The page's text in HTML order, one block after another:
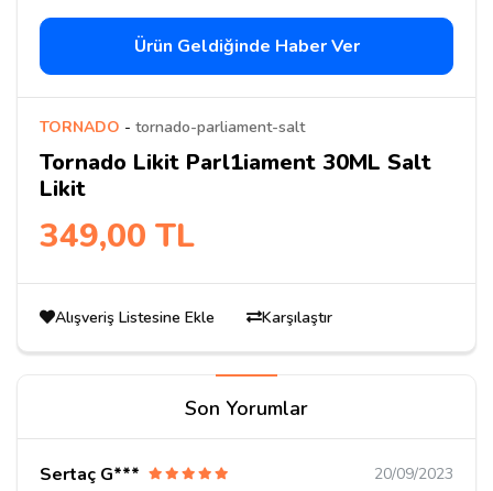
Ürün Geldiğinde Haber Ver
TORNADO - tornado-parliament-salt
Tornado Likit Parl1iament 30ML Salt
Likit
349,00 TL
Alışveriş Listesine Ekle Karşılaştır
Son Yorumlar
Sertaç G***
20/09/2023